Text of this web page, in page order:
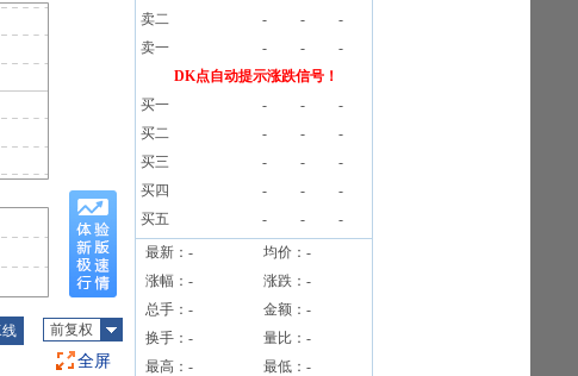
前复权
全屏
卖二
- -
-
卖一
- -
-
DK点自动提示涨跌信号！
买一
- -
-
买二
- -
-
买三
- -
-
买四
- -
-
买五
- -
-
最新： - 均价： -
涨幅： - 涨跌： -
总手： - 金额： -
换手： - 量比： -
最高： - 最低： -